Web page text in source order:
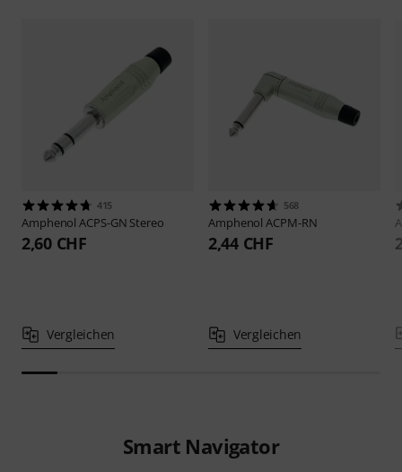
415
AmphenolACPS-GN Stereo
2,60 CHF
Vergleichen
568
AmphenolACPM-RN
2,44 CHF
Vergleichen
Smart Navigator